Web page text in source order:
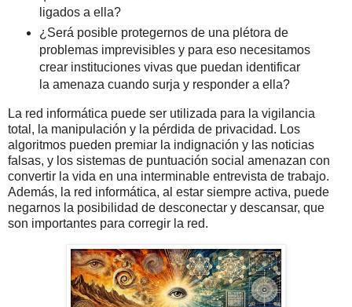
ligados a ella?
¿Será posible protegernos de una plétora de
problemas imprevisibles y para eso necesitamos
crear instituciones vivas que puedan identificar
la amenaza cuando surja y responder a ella?
La red informática puede ser utilizada para la vigilancia
total, la manipulación y la pérdida de privacidad. Los
algoritmos pueden premiar la indignación y las noticias
falsas, y los sistemas de puntuación social amenazan con
convertir la vida en una interminable entrevista de trabajo.
Además, la red informática, al estar siempre activa, puede
negarnos la posibilidad de desconectar y descansar, que
son importantes para corregir la red.